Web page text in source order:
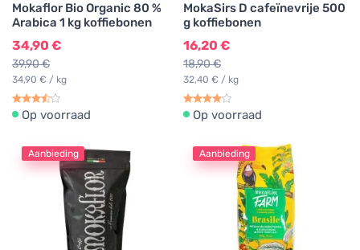
Mokaflor Bio Organic 80 %
Arabica 1 kg koffiebonen
34,90 €
39,90 €
34,90 € / kg
Op voorraad
MokaSirs D cafeïnevrije 500
g koffiebonen
16,20 €
18,90 €
32,40 € / kg
Op voorraad
Aanbieding Aanbieding